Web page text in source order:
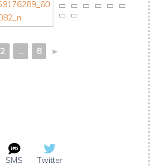
2 ... 8 ►
SMS Twitter